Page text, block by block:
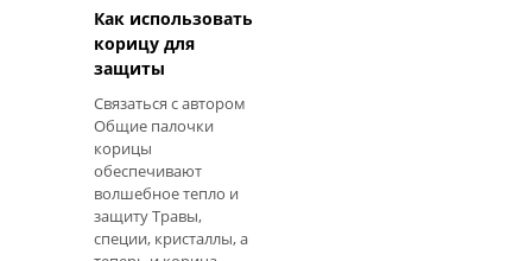
посадить семя или
пожелать движения
и наблюдать, как оно
расцветает на
протяжении всего
лунного цикла.
Написание чека об
изобилии в
новолуние - это
способ создания
финансового
Как использовать
корицу для
защиты
Связаться с автором
Общие палочки
корицы
обеспечивают
волшебное тепло и
защиту Травы,
специи, кристаллы, а